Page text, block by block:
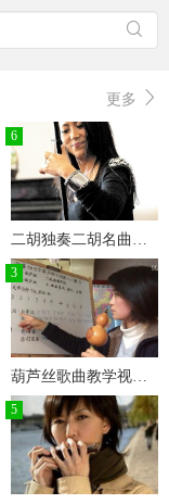
更多
6
二胡独奏二胡名曲与二胡教学视频
3
葫芦丝歌曲教学视频零基础自学葫芦丝
5